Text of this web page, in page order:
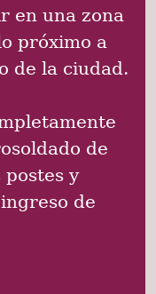
en una zona
próximo a
de la ciudad.
de
y
de